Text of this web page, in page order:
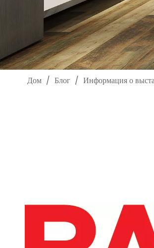
Дом / Блог / Информация о